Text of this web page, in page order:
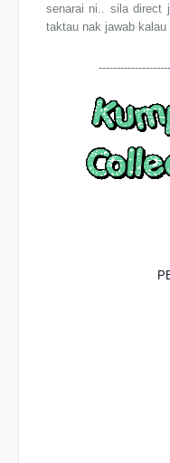
senarai ni.. sila direct
taktau nak jawab